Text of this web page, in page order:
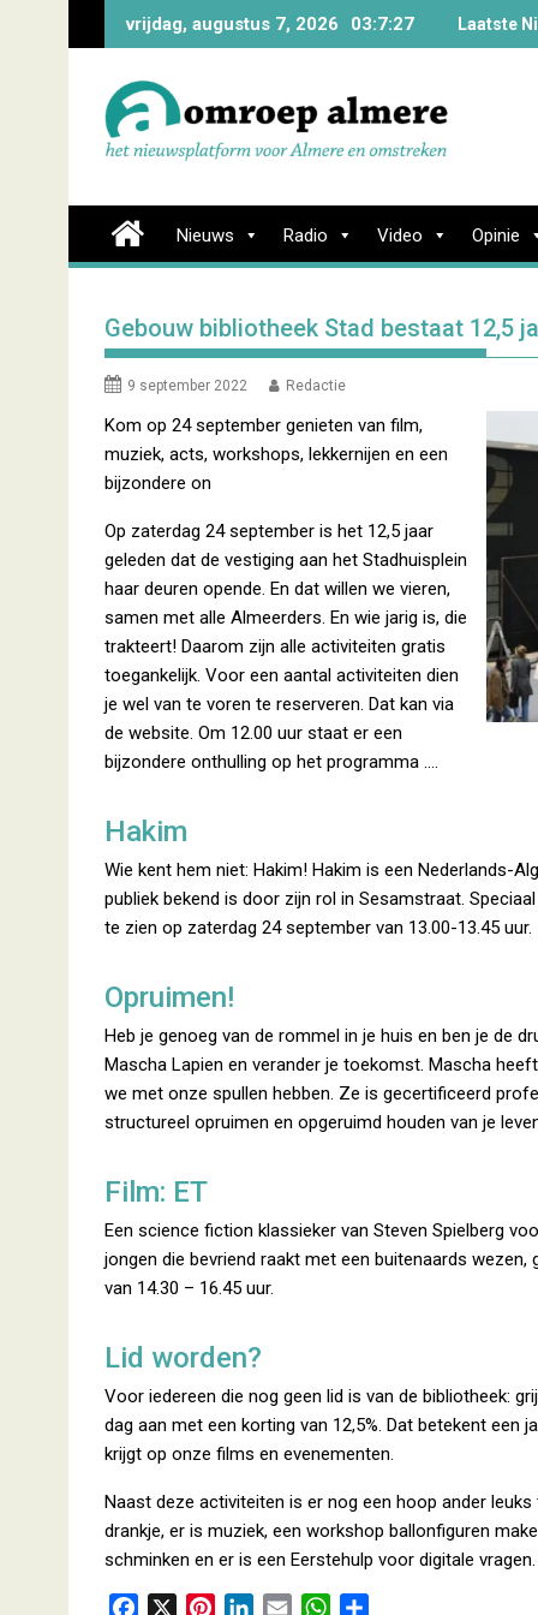
vrijdag, augustus 7, 2026 03:7:28 Laatste
Nieuws Radio Video Opinie
Gebouw bibliotheek Stad bestaat 12,5
9 september 2022 Redactie
Kom op 24 september genieten van film,
muziek, acts, workshops, lekkernijen en een
bijzondere on
Op zaterdag 24 september is het 12,5 jaar
geleden dat de vestiging aan het Stadhuisplein
haar deuren opende. En dat willen we vieren,
samen met alle Almeerders. En wie jarig is, die
trakteert! Daarom zijn alle activiteiten gratis
toegankelijk. Voor een aantal activiteiten dien
je wel van te voren te reserveren. Dat kan via
de website. Om 12.00 uur staat er een
bijzondere onthulling op het programma ….
Hakim
Wie kent hem niet: Hakim! Hakim is een Nederlands-
publiek bekend is door zijn rol in Sesamstraat.
te zien op zaterdag 24 september van 13.00-13.45 uur.
Opruimen!
Heb je genoeg van de rommel in je huis en ben je de
Mascha Lapien en verander je toekomst. Mascha
we met onze spullen hebben. Ze is gecertificeerd
structureel opruimen en opgeruimd houden van je
Film: ET
Een science fiction klassieker van Steven Spielberg
jongen die bevriend raakt met een buitenaards
van 14.30 – 16.45 uur.
Lid worden?
Voor iedereen die nog geen lid is van de bibliotheek:
dag aan met een korting van 12,5%. Dat betekent een
krijgt op onze films en evenementen.
Naast deze activiteiten is er nog een hoop ander
drankje, er is muziek, een workshop ballonfiguren
schminken en er is een Eerstehulp voor digitale
W